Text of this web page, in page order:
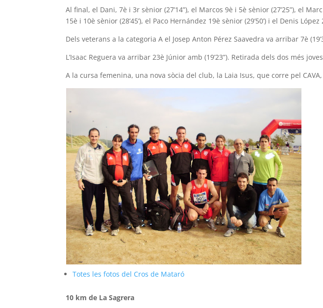
Al final, el Dani, 7è i 3r sènior (27’14”), el Marcos 9è i 5è sènior (27’25”), el
15è i 10è sènior (28’45’), el Paco Hernández 19è sènior (29’50’) i el Denis López
Dels veterans a la categoria A el Josep Anton Pérez Saavedra va arribar 7è
L’Isaac Reguera va arribar 23è Júnior amb (19’23”). Retirada dels dos més
A la cursa femenina, una nova sòcia del club, la Laia Isus, que corre pel
Totes les fotos del Cros de Mataró
10 km de La Sagrera